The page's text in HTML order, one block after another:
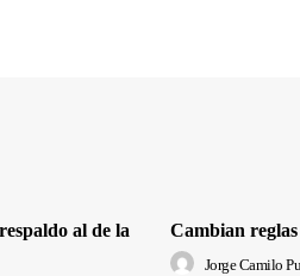
al de la
Cambian
Jorge Camilo